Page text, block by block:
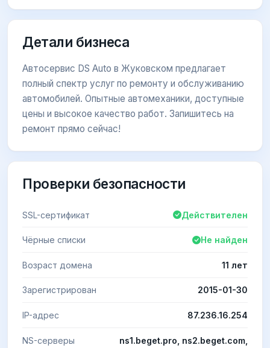
Детали бизнеса
Автосервис DS Auto в Жуковском предлагает
полный спектр услуг по ремонту и обслуживанию
автомобилей. Опытные автомеханики, доступные
цены и высокое качество работ. Запишитесь на
ремонт прямо сейчас!
Проверки безопасности
SSL-сертификат Действителен
Чёрные списки Не найден
Возраст домена 11 лет
Зарегистрирован 2015-01-30
IP-адрес 87.236.16.254
NS-серверы
ns1.beget.pro, ns2.beget.com,